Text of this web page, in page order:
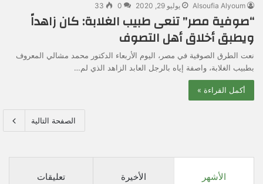
Alsoufia Alyoum يوليو 29, 2020 0
33
“صوفية مصر” تنعى طبيب الغلابة: كان زاهداً
ويطبق أخلاق أهل التصوف
نعت الطرق الصوفية في مصر، اليوم الأربعاء الدكتور محمد مشالي المعروف
بطبيب الغلابة، واصفة إياه بالرجل العابد الزاهد الذي لم…
أكمل القراءة »
الصفحة التالية
الأشهر الأخيرة تعليقات